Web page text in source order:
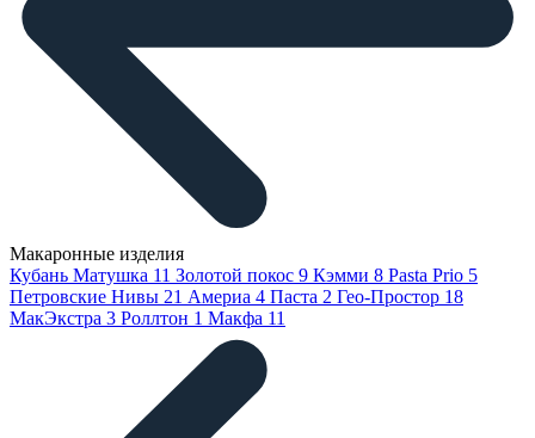
Макаронные изделия
Кубань Матушка 11 Золотой покос 9 Кэмми 8 Pasta Prio 5
Петровские Нивы 21 Америа 4 Паста 2 Гео-Простор 18
МакЭкстра 3 Роллтон 1 Макфа 11